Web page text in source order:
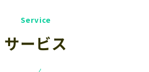
サービス